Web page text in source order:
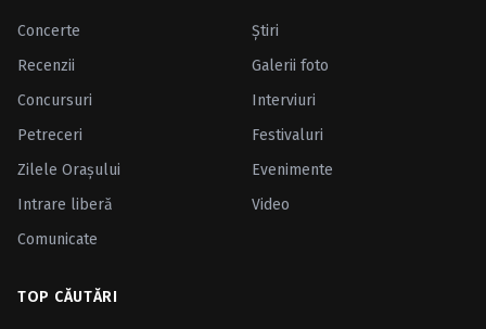
Concerte
Ştiri
Recenzii
Galerii foto
Concursuri
Interviuri
Petreceri
Festivaluri
Zilele Oraşului
Evenimente
Intrare liberă
Video
Comunicate
TOP CĂUTĂRI